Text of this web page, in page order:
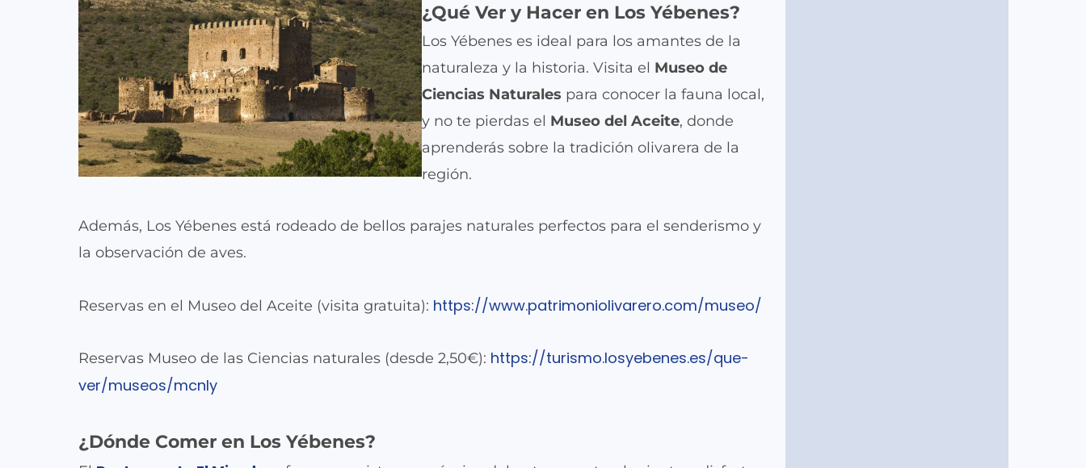
¿Qué Ver y Hacer en Los Yébenes?
Los Yébenes es ideal para los amantes de la
naturaleza y la historia. Visita el Museo de
Ciencias Naturales para conocer la fauna local,
y no te pierdas el Museo del Aceite, donde
aprenderás sobre la tradición olivarera de la
región.
Además, Los Yébenes está rodeado de bellos parajes naturales perfectos para el senderismo y
la observación de aves.
Reservas en el Museo del Aceite (visita gratuita): https://www.patrimoniolivarero.com/museo/
Reservas Museo de las Ciencias naturales (desde 2,50€): https://turismo.losyebenes.es/que-
ver/museos/mcnly
¿Dónde Comer en Los Yébenes?